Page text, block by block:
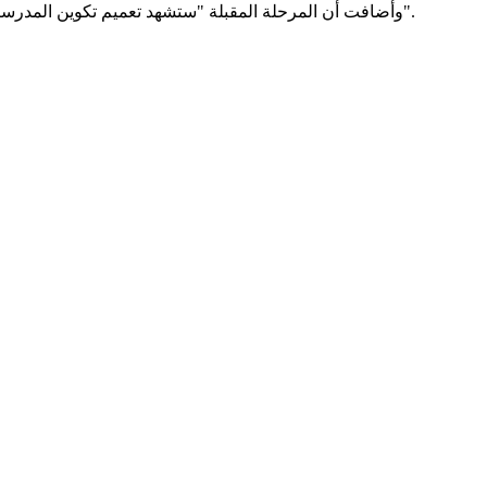
وأضافت أن المرحلة المقبلة "ستشهد تعميم تكوين المدرسين على استخدام التكنولوجيا، ودعم البنية الرقمية للمؤسسات، وإنتاج محتوى محلي يعكس الهوية الوطنية، وتوسيع الشراكات في هذا المجال".